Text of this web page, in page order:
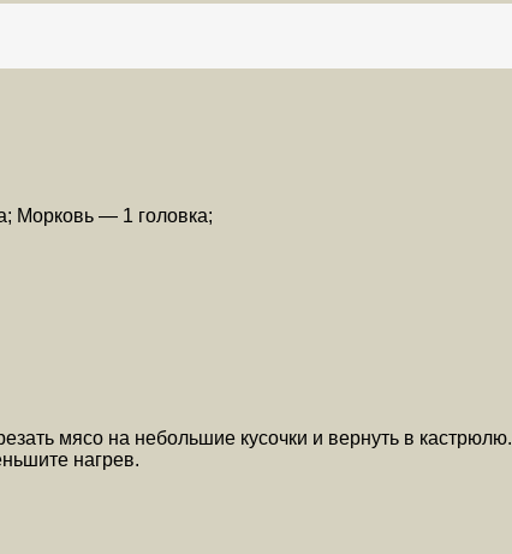
Морковь — 1 головка;
мясо на небольшие кусочки и вернуть в кастрюлю.
нагрев.